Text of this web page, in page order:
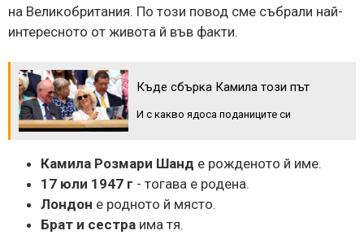
на Великобритания. По този повод сме събрали най-
интересното от живота й във факти.
Къде сбърка Камила този път
И с какво ядоса поданиците си
Камила Розмари Шанд е рожденото й име.
17 юли 1947 г - тогава е родена.
Лондон е родното й място.
Брат и сестра има тя.